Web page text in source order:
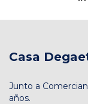
Casa
Junto a
años.